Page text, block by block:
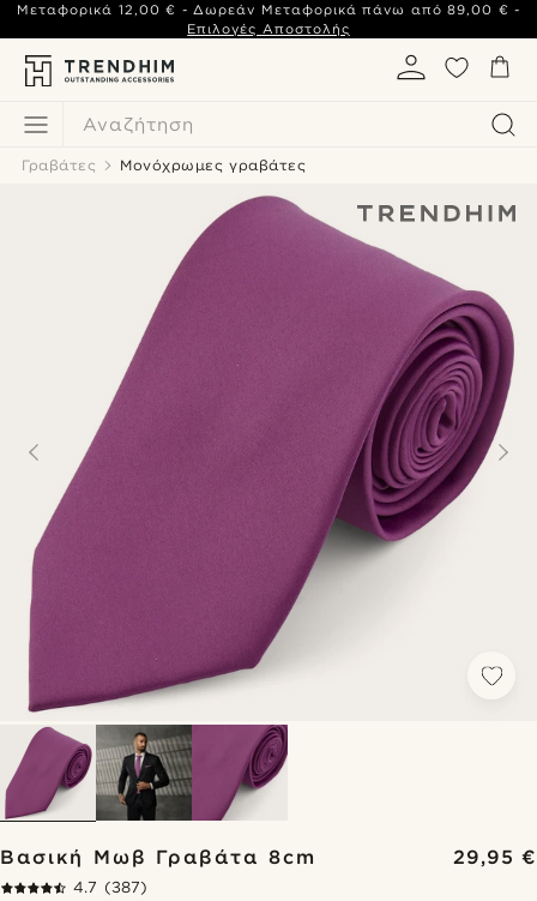
Αναζήτηση
Μεταφορικά 12,00 € - Δωρεάν Μεταφορικά πάνω από 89,00 € -
Επιλογές Αποστολής
Γραβάτες Μονόχρωμες γραβάτες
Βασική Μωβ Γραβάτα 8cm 29,95 €
4.7 (387)